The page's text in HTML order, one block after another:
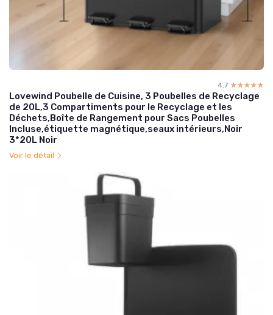
4.7 ☆☆☆☆☆
★★★★★
Lovewind Poubelle de Cuisine, 3 Poubelles de Recyclage
de 20L,3 Compartiments pour le Recyclage et les
Déchets,Boîte de Rangement pour Sacs Poubelles
Incluse,étiquette magnétique,seaux intérieurs,Noir
3*20L Noir
Voir le détail